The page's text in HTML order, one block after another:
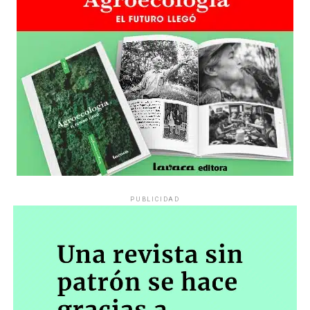
Década perdida: Marta Montero,
mamá de Lucía Pérez
“Estamos como el día 1”. La frase de la madre de la joven
estratégica, hay que evitar el choque frontal. Mi método
es a través del interrogante, que puedan encarnar la
pregunta», comparte Gonzalo, de 41 años.
PUBLICIDAD